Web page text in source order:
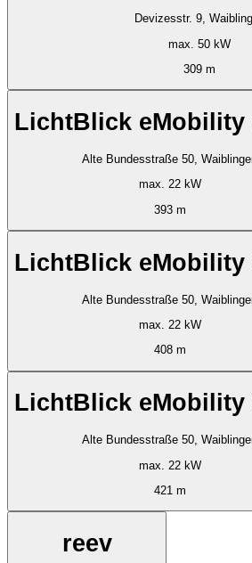
Devizesstr. 9,
max. 50 kW
309 m
LichtBlick eMobility
Alte Bundesstraße 50,
max. 22 kW
393 m
LichtBlick eMobility
Alte Bundesstraße 50,
max. 22 kW
408 m
LichtBlick eMobility
Alte Bundesstraße 50,
max. 22 kW
421 m
reev